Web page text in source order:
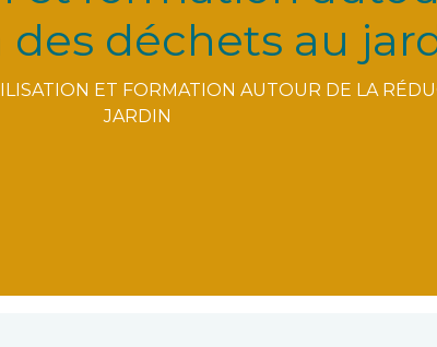
déchets au
ET FORMATION AUTOUR DE LA
JARDIN